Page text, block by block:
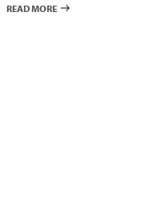
READ MORE